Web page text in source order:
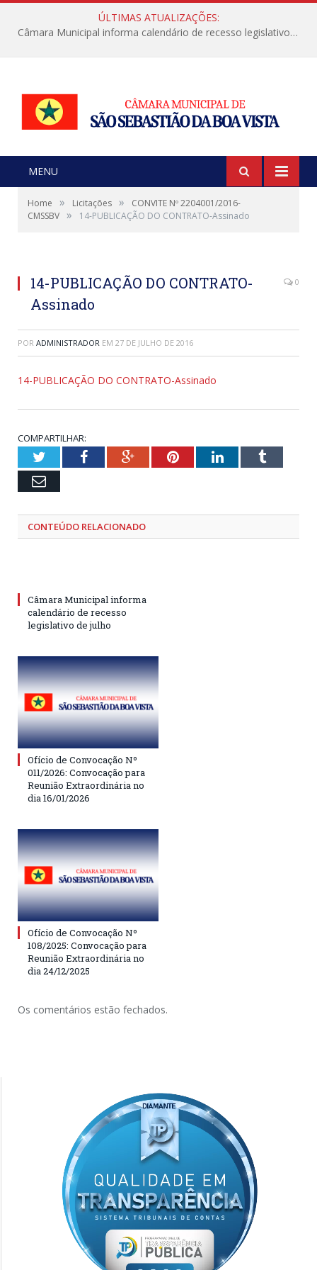
ÚLTIMAS ATUALIZAÇÕES:
Câmara Municipal informa calendário de recesso legislativo de julho
MENU
Home » Licitações »
CONVITE Nº 2204001/2016-
CMSSBV » 14-PUBLICAÇÃO DO CONTRATO-Assinado
14-PUBLICAÇÃO DO CONTRATO-
Assinado
0
POR ADMINISTRADOR EM 27 DE JULHO DE 2016
14-PUBLICAÇÃO DO CONTRATO-Assinado
COMPARTILHAR:
TwitterFacebookGoogle+PinterestLinkedInTumblr
Email
CONTEÚDO RELACIONADO
Câmara Municipal informa
calendário de recesso
legislativo de julho
Ofício de Convocação Nº
011/2026: Convocação para
Reunião Extraordinária no
dia 16/01/2026
Ofício de Convocação Nº
108/2025: Convocação para
Reunião Extraordinária no
dia 24/12/2025
Os comentários estão fechados.